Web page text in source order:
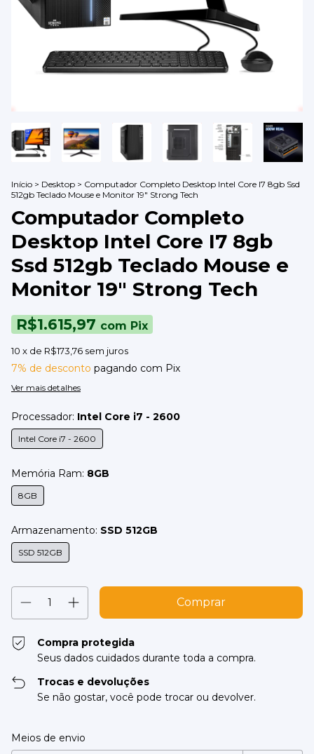
Início > Desktop > Computador Completo Desktop Intel Core I7 8gb Ssd
512gb Teclado Mouse e Monitor 19" Strong Tech
Computador Completo
Desktop Intel Core I7 8gb
Ssd 512gb Teclado Mouse e
Monitor 19" Strong Tech
R$1.615,97 com Pix
10 x de R$173,76 sem juros
7% de desconto pagando com Pix
Ver mais detalhes
Processador: Intel Core i7 - 2600
Intel Core i7 - 2600
Memória Ram: 8GB
8GB
Armazenamento: SSD 512GB
SSD 512GB
Compra protegida
Seus dados cuidados durante toda a compra.
Trocas e devoluções
Se não gostar, você pode trocar ou devolver.
Entregas para o CEP:
Meios de envio